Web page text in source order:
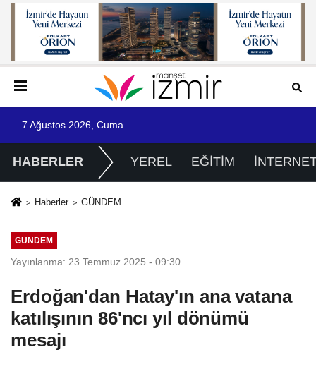
7 Ağustos 2026, Cuma
HABERLER YEREL EĞİTİM
Haberler GÜNDEM
GÜNDEM
Yayınlanma: 23 Temmuz 2025 - 09:30
Erdoğan'dan Hatay'ın ana vatana
katılışının 86'ncı yıl dönümü
mesajı